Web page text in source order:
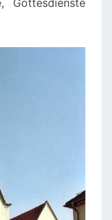
Gottesdienste